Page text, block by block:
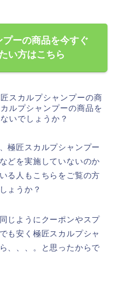
ーの商品を今すぐ
い方はこちら
スカルプシャンプーの商
ルプシャンプーの商品を
いでしょうか？
極匠スカルプシャンプー
どを実施していないのか
る人もこちらをご覧の方
ょうか？
じようにクーポンやスプ
も安く極匠スカルプシャ
、、、。と思ったからで